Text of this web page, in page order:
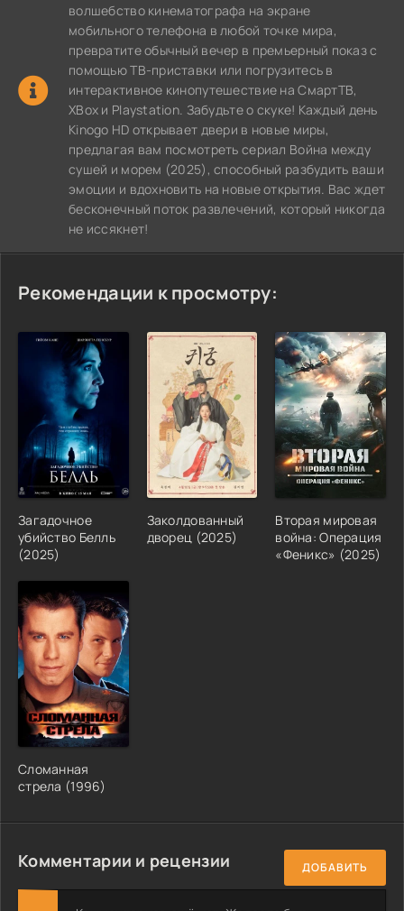
волшебство кинематографа на экране
мобильного телефона в любой точке мира,
превратите обычный вечер в премьерный показ с
помощью ТВ-приставки или погрузитесь в
интерактивное кинопутешествие на СмартТВ,
XBox и Playstation. Забудьте о скуке! Каждый день
Kinogo HD открывает двери в новые миры,
предлагая вам посмотреть сериал Война между
сушей и морем (2025), способный разбудить ваши
эмоции и вдохновить на новые открытия. Вас ждет
бесконечный поток развлечений, который никогда
не иссякнет!
Рекомендации к просмотру:
Загадочное
убийство Белль
(2025)
Заколдованный
дворец (2025)
Вторая мировая
война: Операция
«Феникс» (2025)
Сломанная
стрела (1996)
Комментарии и рецензии ДОБАВИТЬ